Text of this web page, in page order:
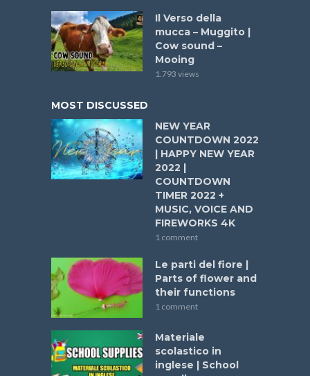
IMPARA L'INGLESE,TUTTI I VIDEO,VOCABOLARIO INGLESE BASE
Kind Words – Polite words | Le parole
gentili in inglese
IMPARA L'INGLESE,TUTTI I VIDEO,VOCABOLARIO INGLESE BASE
Le parole dell’autunno in inglese | Autumn
1 min read